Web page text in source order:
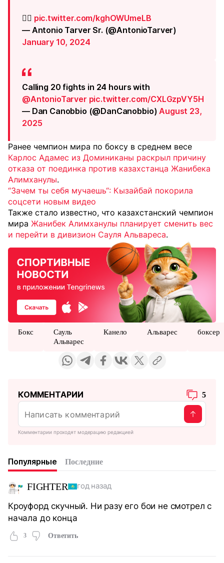
👍🏾 pic.twitter.com/kghOWUmeLB
— Antonio Tarver Sr. (@AntonioTarver)
January 10, 2024
Calling 20 fights in 24 hours with
@AntonioTarver pic.twitter.com/CXLGzpVY5H
— Dan Canobbio (@DanCanobbio)August 23,
2025
Ранее чемпион мира по боксу в среднем весе
Карлос Адамес из Доминиканы раскрыл причину
отказа от поединка против казахстанца Жанибека
Алимханулы.
“Зачем ты себя мучаешь“: Кызайбай покорила
соцсети новым видео
Также стало известно, что казахстанский чемпион
мира Жанибек Алимханулы планирует сменить вес
и перейти в дивизион Сауля Альвареса.
Бокс
Сауль
Альварес
Канело Альварес боксер
КОММЕНТАРИИ 5
Комментарии проходят модерацию редакцией
Популярные Последние
FIGHTER год назад
Кроуфорд скучный. Ни разу его бои не смотрел с
начала до конца
3 Ответить